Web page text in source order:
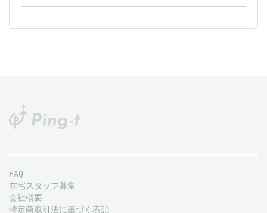
FAQ
在宅スタッフ募集
会社概要
特定商取引法に基づく表記